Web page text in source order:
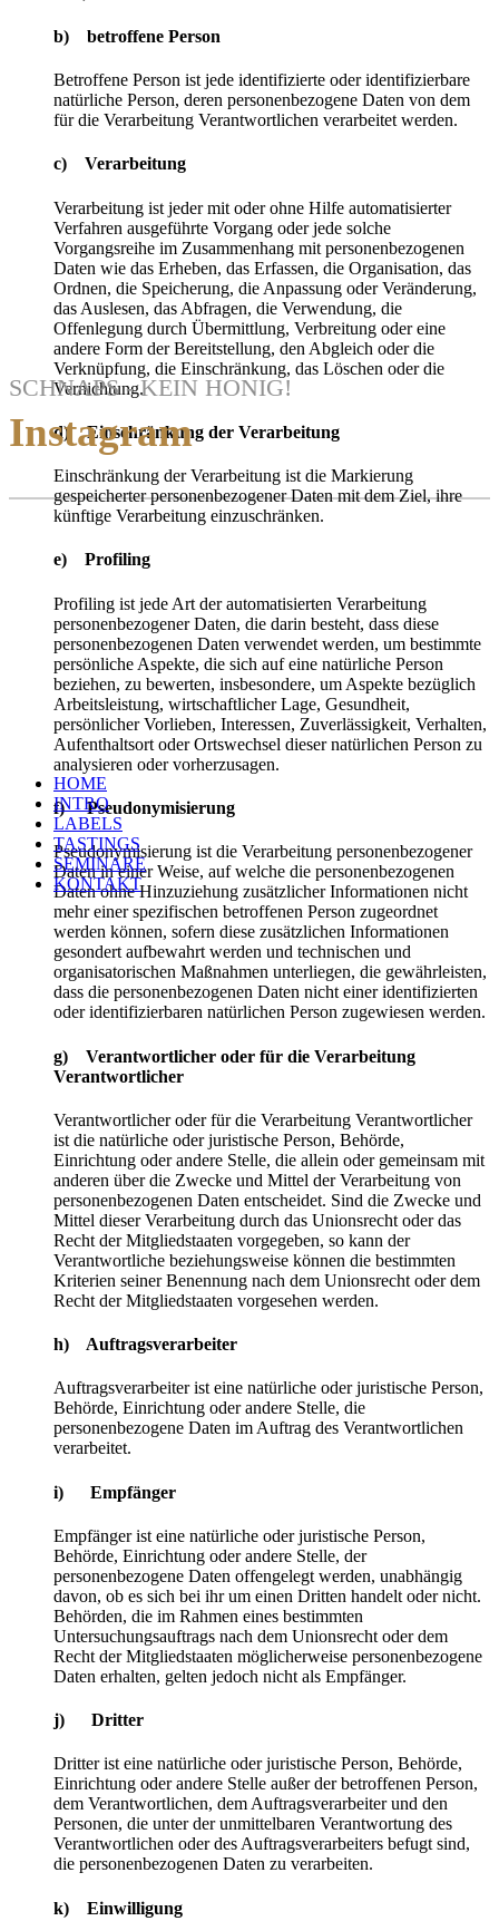
b) betroffene Person
Betroffene Person ist jede identifizierte oder identifizierbare
natürliche Person, deren personenbezogene Daten von dem
für die Verarbeitung Verantwortlichen verarbeitet werden.
c) Verarbeitung
Verarbeitung ist jeder mit oder ohne Hilfe automatisierter
Verfahren ausgeführte Vorgang oder jede solche
Vorgangsreihe im Zusammenhang mit personenbezogenen
Daten wie das Erheben, das Erfassen, die Organisation, das
Ordnen, die Speicherung, die Anpassung oder Veränderung,
das Auslesen, das Abfragen, die Verwendung, die
Offenlegung durch Übermittlung, Verbreitung oder eine
andere Form der Bereitstellung, den Abgleich oder die
Verknüpfung, die Einschränkung, das Löschen oder die
Vernichtung.
d) Einschränkung der Verarbeitung
Einschränkung der Verarbeitung ist die Markierung
gespeicherter personenbezogener Daten mit dem Ziel, ihre
künftige Verarbeitung einzuschränken.
e) Profiling
Profiling ist jede Art der automatisierten Verarbeitung
personenbezogener Daten, die darin besteht, dass diese
personenbezogenen Daten verwendet werden, um bestimmte
persönliche Aspekte, die sich auf eine natürliche Person
beziehen, zu bewerten, insbesondere, um Aspekte bezüglich
Arbeitsleistung, wirtschaftlicher Lage, Gesundheit,
persönlicher Vorlieben, Interessen, Zuverlässigkeit, Verhalten,
Aufenthaltsort oder Ortswechsel dieser natürlichen Person zu
analysieren oder vorherzusagen.
f) Pseudonymisierung
Pseudonymisierung ist die Verarbeitung personenbezogener
Daten in einer Weise, auf welche die personenbezogenen
Daten ohne Hinzuziehung zusätzlicher Informationen nicht
mehr einer spezifischen betroffenen Person zugeordnet
werden können, sofern diese zusätzlichen Informationen
gesondert aufbewahrt werden und technischen und
organisatorischen Maßnahmen unterliegen, die gewährleisten,
dass die personenbezogenen Daten nicht einer identifizierten
oder identifizierbaren natürlichen Person zugewiesen werden.
g) Verantwortlicher oder für die Verarbeitung
Verantwortlicher
Verantwortlicher oder für die Verarbeitung Verantwortlicher
ist die natürliche oder juristische Person, Behörde,
Einrichtung oder andere Stelle, die allein oder gemeinsam mit
anderen über die Zwecke und Mittel der Verarbeitung von
personenbezogenen Daten entscheidet. Sind die Zwecke und
Mittel dieser Verarbeitung durch das Unionsrecht oder das
Recht der Mitgliedstaaten vorgegeben, so kann der
Verantwortliche beziehungsweise können die bestimmten
Kriterien seiner Benennung nach dem Unionsrecht oder dem
Recht der Mitgliedstaaten vorgesehen werden.
h) Auftragsverarbeiter
Auftragsverarbeiter ist eine natürliche oder juristische Person,
Behörde, Einrichtung oder andere Stelle, die
personenbezogene Daten im Auftrag des Verantwortlichen
verarbeitet.
i) Empfänger
Empfänger ist eine natürliche oder juristische Person,
Behörde, Einrichtung oder andere Stelle, der
personenbezogene Daten offengelegt werden, unabhängig
davon, ob es sich bei ihr um einen Dritten handelt oder nicht.
Behörden, die im Rahmen eines bestimmten
Untersuchungsauftrags nach dem Unionsrecht oder dem
Recht der Mitgliedstaaten möglicherweise personenbezogene
Daten erhalten, gelten jedoch nicht als Empfänger.
j) Dritter
Dritter ist eine natürliche oder juristische Person, Behörde,
Einrichtung oder andere Stelle außer der betroffenen Person,
dem Verantwortlichen, dem Auftragsverarbeiter und den
Personen, die unter der unmittelbaren Verantwortung des
Verantwortlichen oder des Auftragsverarbeiters befugt sind,
die personenbezogenen Daten zu verarbeiten.
k) Einwilligung
SCHNAPS - KEIN HONIG!
Instagram
HOME
INTRO
LABELS
TASTINGS
SEMINARE
KONTAKT